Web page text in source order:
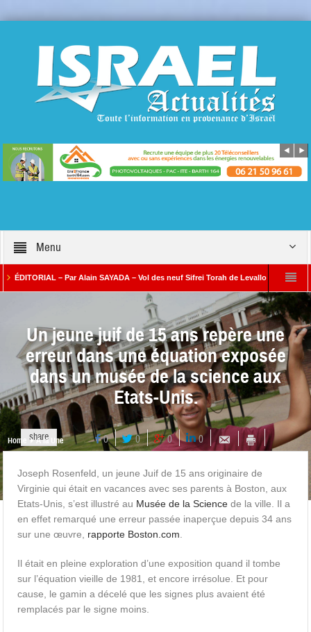
Menu
– Par Alain SAYADA – Vol des neuf Sifrei Torah de Levallois : jusqu’à quand
Benjamin Netanyahou à l’Iran : « Si vous nous attaquez,
Un jeune juif de 15 ans repère une
erreur dans une équation exposée
dans un musée de la science aux
Etats-Unis.
share 0 0 0 0
Home A la Une
Joseph Rosenfeld, un jeune Juif de 15 ans originaire de
Virginie qui était en vacances avec ses parents à Boston, aux
Etats-Unis, s’est illustré au Musée de la Science de la ville. Il a
en effet remarqué une erreur passée inaperçue depuis 34 ans
sur une œuvre, rapporte Boston.com
Il était en pleine exploration d’une exposition quand il tombe
sur l’équation vieille de 1981, et encore irrésolue. Et pour
cause, le gamin a décelé que les signes plus avaient été
remplacés par le signe moins.